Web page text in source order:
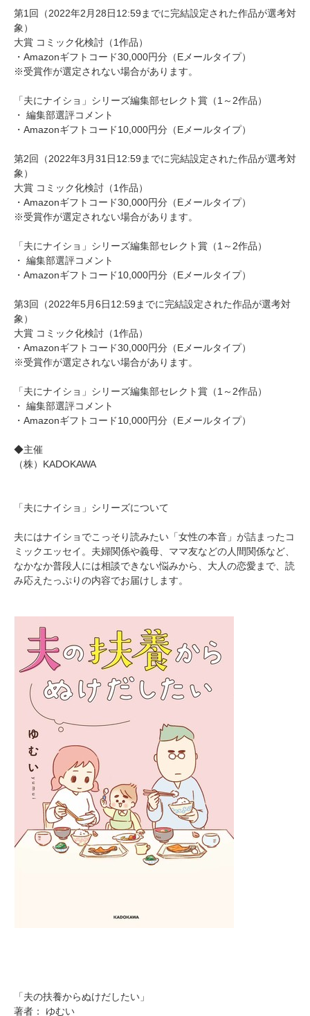
第1回（2022年2月28日12:59までに完結設定された作品が選考対
象）
大賞 コミック化検討（1作品）
・Amazonギフトコード30,000円分（Eメールタイプ）
※受賞作が選定されない場合があります。
「夫にナイショ」シリーズ編集部セレクト賞（1～2作品）
・ 編集部選評コメント
・Amazonギフトコード10,000円分（Eメールタイプ）
第2回（2022年3月31日12:59までに完結設定された作品が選考対
象）
大賞 コミック化検討（1作品）
・Amazonギフトコード30,000円分（Eメールタイプ）
※受賞作が選定されない場合があります。
「夫にナイショ」シリーズ編集部セレクト賞（1～2作品）
・ 編集部選評コメント
・Amazonギフトコード10,000円分（Eメールタイプ）
第3回（2022年5月6日12:59までに完結設定された作品が選考対
象）
大賞 コミック化検討（1作品）
・Amazonギフトコード30,000円分（Eメールタイプ）
※受賞作が選定されない場合があります。
「夫にナイショ」シリーズ編集部セレクト賞（1～2作品）
・ 編集部選評コメント
・Amazonギフトコード10,000円分（Eメールタイプ）
◆主催
（株）KADOKAWA
「夫にナイショ」シリーズについて
夫にはナイショでこっそり読みたい「女性の本音」が詰まったコ
ミックエッセイ。夫婦関係や義母、ママ友などの人間関係など、
なかなか普段人には相談できない悩みから、大人の恋愛まで、読
み応えたっぷりの内容でお届けします。
「夫の扶養からぬけだしたい」
著者： ゆむい